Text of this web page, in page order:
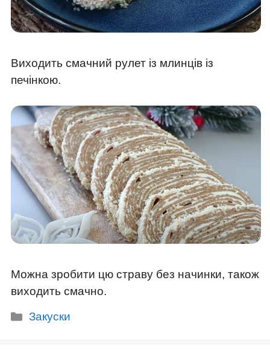
Виходить смачний рулет із млинців із
печінкою.
Можна зробити цю страву без начинки, також
виходить смачно.
Категорії
Закуски